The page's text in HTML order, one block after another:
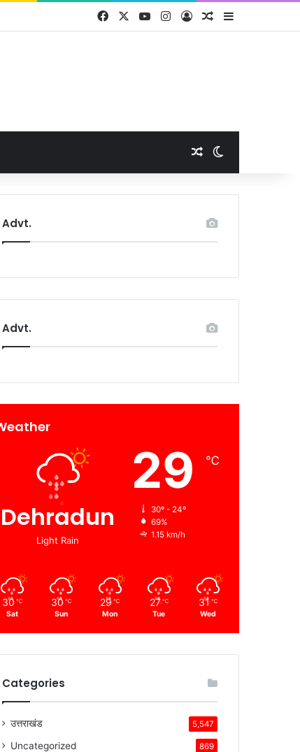
FacebookYouTubeInstagram
Log InRandom Article
Sidebar
Random Article
Advt.
Advt.
Dehradun
Light Rain
29 ℃
30º - 24º
69%
1.15 km/h
30 ℃
Sat
30 ℃
Sun
29 ℃
Mon
27 ℃
Tue
31 ℃
Wed
Categories
उत्तराखंड 5,547
Uncategorized 869